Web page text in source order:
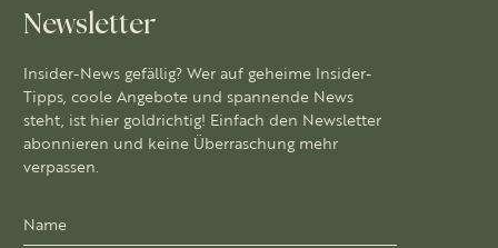
Newsletter
Insider-News gefällig? Wer auf geheime Insider-
Tipps, coole Angebote und spannende News
steht, ist hier goldrichtig! Einfach den Newsletter
abonnieren und keine Überraschung mehr
verpassen.